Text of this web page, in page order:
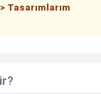
Tasarımlarım